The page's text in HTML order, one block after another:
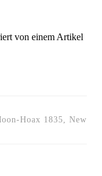
von einem Artikel
Hoax 1835, New